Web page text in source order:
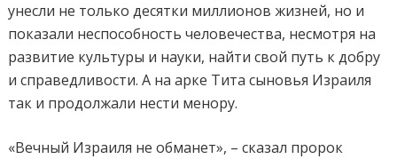
унесли не только десятки миллионов жизней, но и
показали неспособность человечества, несмотря на
развитие культуры и науки, найти свой путь к добру
и справедливости. А на арке Тита сыновья Израиля
так и продолжали нести менору.
«Вечный Израиля не обманет», –сказал пророк